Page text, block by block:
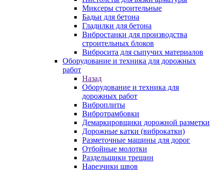
Миксеры строительные
Бадьи для бетона
Гладилки для бетона
Вибростанки для производства
строительных блоков
Вибросита для сыпучих материалов
Оборудование и техника для дорожных
работ
Назад
Оборудование и техника для
дорожных работ
Виброплиты
Вибротрамбовки
Демаркировщики дорожной разметки
Дорожные катки (виброкатки)
Разметочные машины для дорог
Отбойные молотки
Раздельщики трещин
Нарезчики швов